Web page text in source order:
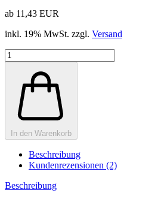
ab 11,43 EUR
inkl. 19% MwSt. zzgl. Versand
In den Warenkorb
Beschreibung
Kundenrezensionen (2)
Beschreibung